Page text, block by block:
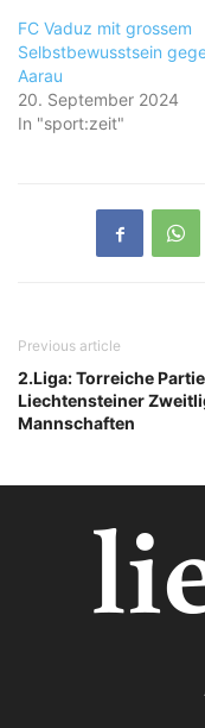
FC Vaduz mit grossem
Selbstbewusstsein
Aarau
20. September 2024
In "sport:zeit"
Previous article
2.Liga: Torreiche
Liechtensteiner
Mannschaften